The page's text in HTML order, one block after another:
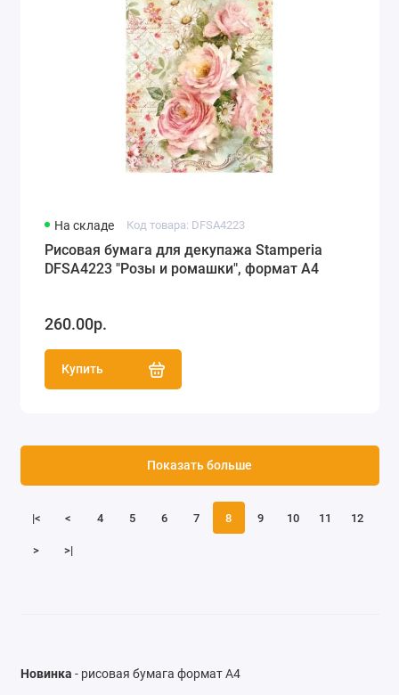
На складе Код товара: DFSA4223
Рисовая бумага для декупажа Stamperia
DFSA4223 "Розы и ромашки", формат А4
260.00р.
Купить
|< < 4 5 6 7 8 9 10 11 12
> >|
Показать больше
Новинка - рисовая бумага формат А4